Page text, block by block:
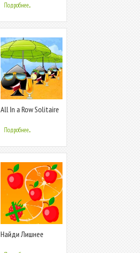
Подробнее...
All In a Row Solitaire
Подробнее...
Найди Лишнее